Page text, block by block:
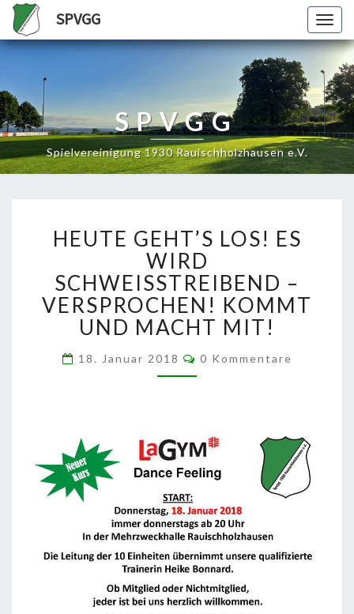
SPVGG
SPVGG
Spielvereinigung 1930 Rauischholzhausen e.V.
GEHT’S
LOS!
ES
WIRD
SCHWEISSTREIBEND –
V
OMMT U
ND M
HEUTE GEHT’S LOS! ES
WIRD
SCHWEISSTREIBEND – V
ERSPROCHEN! KOMMT U
ND MACHT MIT!
18. Januar 2018 Kommentare
0 Kommentare